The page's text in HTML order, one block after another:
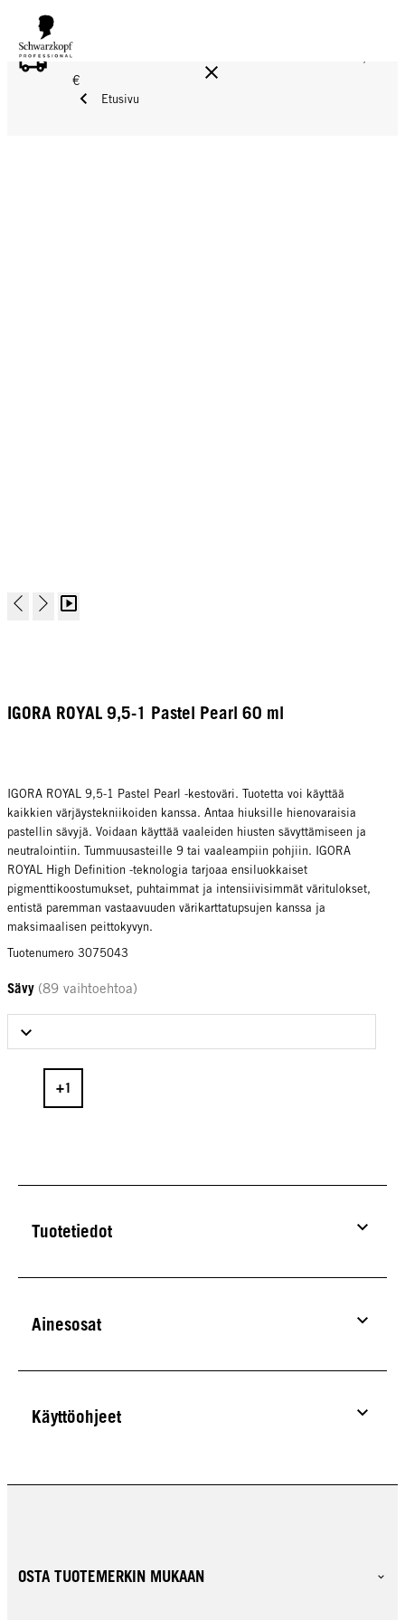
ILMAINEN TOIMITUS YLI 160 € TILAUKSIIN!
€
Etusivu
IGORA ROYAL 9,5-1 Pastel Pearl 60 ml
IGORA ROYAL 9,5-1 Pastel Pearl -kestoväri. Tuotetta voi käyttää
kaikkien värjäystekniikoiden kanssa. Antaa hiuksille hienovaraisia
pastellin sävyjä. Voidaan käyttää vaaleiden hiusten sävyttämiseen ja
neutralointiin. Tummuusasteille 9 tai vaaleampiin pohjiin. IGORA
ROYAL High Definition -teknologia tarjoaa ensiluokkaiset
pigmenttikoostumukset, puhtaimmat ja intensiivisimmät väritulokset,
entistä paremman vastaavuuden värikarttatupsujen kanssa ja
maksimaalisen peittokyvyn.
Tuotenumero 3075043
Sävy (89 vaihtoehtoa)
Tuotetiedot
Ainesosat
Käyttöohjeet
OSTA TUOTEMERKIN MUKAAN